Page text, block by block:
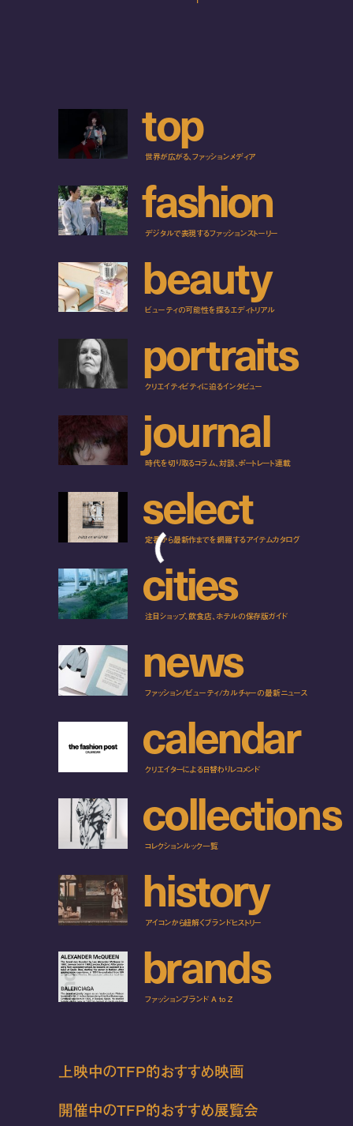
top
世界が広がる、ファッションメディア
fashion
デジタルで表現するファッションストーリー
beauty
ビューティの可能性を探るエディトリアル
portraits
クリエイティビティに迫るインタビュー
journal
時代を切り取るコラム、対談、ポートレート連載
select
定番から最新作までを網羅するアイテムカタログ
cities
注目ショップ、飲食店、ホテルの保存版ガイド
news
ファッション/ビューティ/カルチャーの最新ニュース
calendar
クリエイターによる日替わりレコメンド
collections
コレクションルック一覧
history
アイコンから紐解くブランドヒストリー
brands
ファッションブランド A to Z
上映中のTFP的おすすめ映画
開催中のTFP的おすすめ展覧会